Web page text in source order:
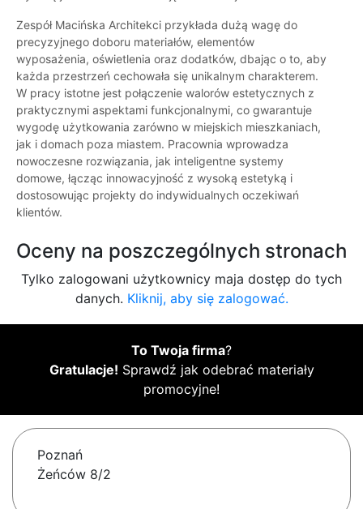
Zespół Macińska Architekci przykłada dużą wagę do
precyzyjnego doboru materiałów, elementów
wyposażenia, oświetlenia oraz dodatków, dbając o to, aby
każda przestrzeń cechowała się unikalnym charakterem.
W pracy istotne jest połączenie walorów estetycznych z
praktycznymi aspektami funkcjonalnymi, co gwarantuje
wygodę użytkowania zarówno w miejskich mieszkaniach,
jak i domach poza miastem. Pracownia wprowadza
nowoczesne rozwiązania, jak inteligentne systemy
domowe, łącząc innowacyjność z wysoką estetyką i
dostosowując projekty do indywidualnych oczekiwań
klientów.
Oceny na poszczególnych stronach
Tylko zalogowani użytkownicy maja dostęp do tych
danych. Kliknij, aby się zalogować.
To Twoja firma?
Gratulacje! Sprawdź jak odebrać materiały
promocyjne!
Poznań
Żeńców 8/2